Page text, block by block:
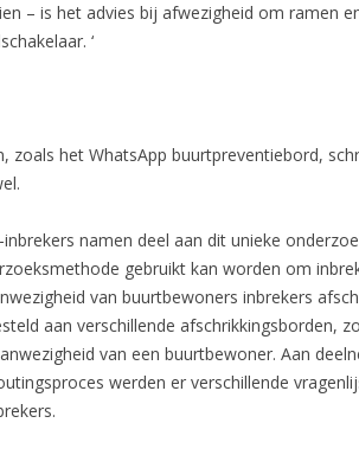
– is het advies bij afwezigheid om ramen
‘
zoals het WhatsApp buurtpreventiebord,
namen deel aan dit unieke
gebruikt kan worden om
van buurtbewoners inbrekers
aan verschillende afschrikkingsborden,
van een buurtbewoner. Aan
werden er verschillende